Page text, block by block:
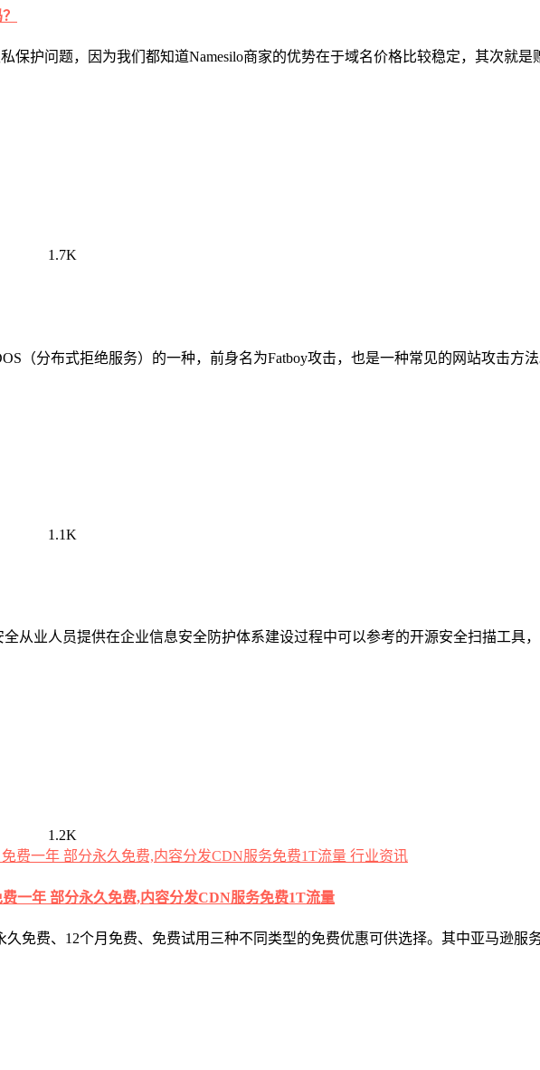
保护问题，因为我们都知道Namesilo商家的优势在于域名价格比较稳定，其次就
1.7K
（分布式拒绝服务）的一种，前身名为Fatboy攻击，也是一种常见的网站攻击
1.1K
从业人员提供在企业信息安全防护体系建设过程中可以参考的开源安全扫描工具
1.2K
行业资讯
一年 部分永久免费,内容分发CDN服务免费1T流量
免费、12个月免费、免费试用三种不同类型的免费优惠可供选择。其中亚马逊服